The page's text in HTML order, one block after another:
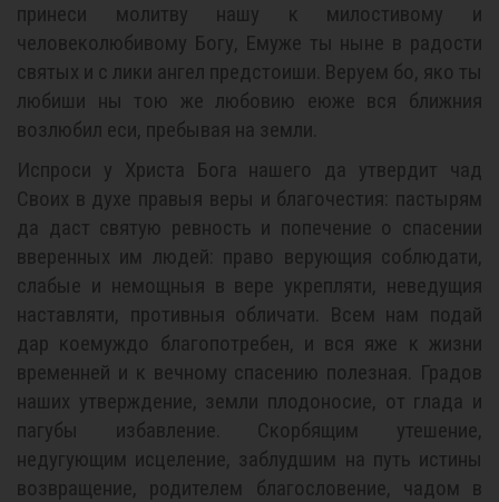
принеси молитву нашу к милостивому и
человеколюбивому Богу, Емуже ты ныне в радости
святых и с лики ангел предстоиши. Веруем бо, яко ты
любиши ны тою же любовию еюже вся ближния
возлюбил еси, пребывая на земли.
Испроси у Христа Бога нашего да утвердит чад
Своих в духе правыя веры и благочестия: пастырям
да даст святую ревность и попечение о спасении
вверенных им людей: право верующия соблюдати,
слабые и немощныя в вере укрепляти, неведущия
наставляти, противныя обличати. Всем нам подай
дар коемуждо благопотребен, и вся яже к жизни
временней и к вечному спасению полезная. Градов
наших утверждение, земли плодоносие, от глада и
пагубы избавление. Скорбящим утешение,
недугующим исцеление, заблудшим на путь истины
возвращение, родителем благословение, чадом в